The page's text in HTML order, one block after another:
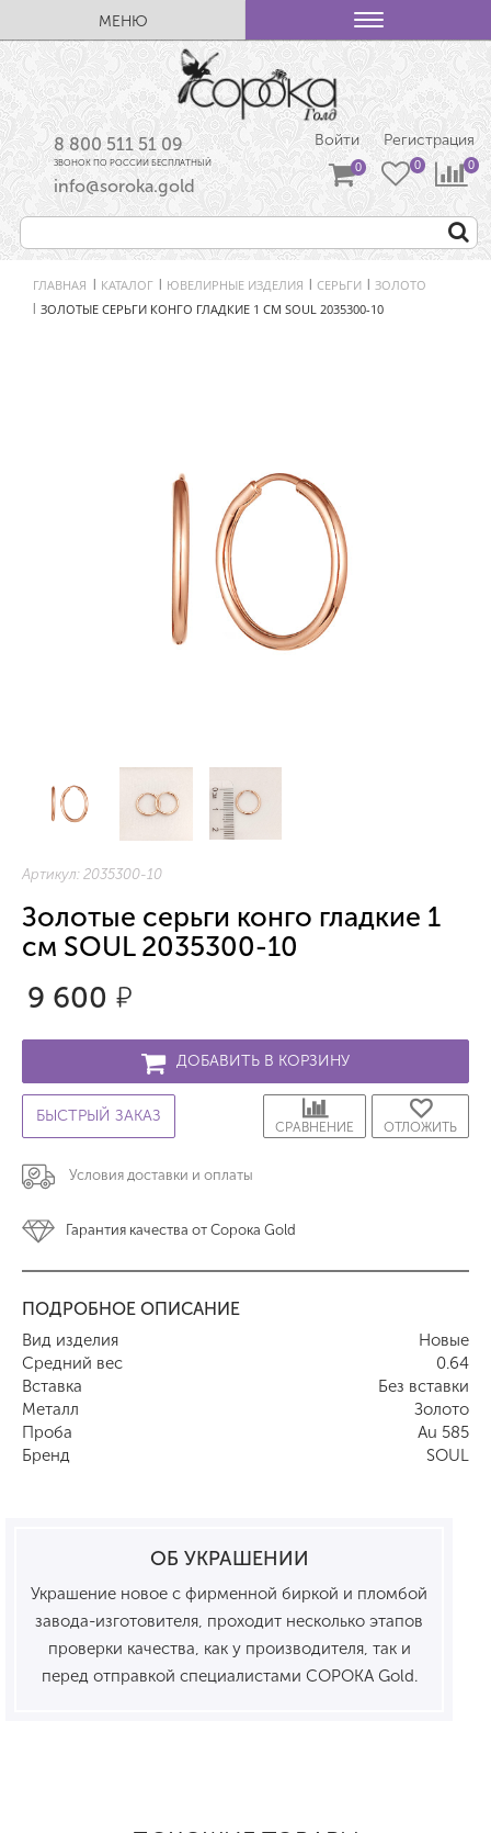
МЕНЮ
8 800 511 51 09
ЗВОНОК ПО РОССИИ БЕСПЛАТНЫЙ
info@soroka.gold
Войти Регистрация
ГЛАВНАЯ КАТАЛОГ ЮВЕЛИРНЫЕ ИЗДЕЛИЯ СЕРЬГИ ЗОЛОТО
ЗОЛОТЫЕ СЕРЬГИ КОНГО ГЛАДКИЕ 1 СМ SOUL 2035300-10
Артикул: 2035300-10
Золотые серьги конго гладкие 1
см SOUL 2035300-10
9 600 р.
ДОБАВИТЬ В КОРЗИНУ
БЫСТРЫЙ ЗАКАЗ
ОТЛОЖИТЬ
СРАВНЕНИЕ
Условия доставки и оплаты
Гарантия качества от Сорока Gold
ПОДРОБНОЕ ОПИСАНИЕ
Вид изделия
Новые
Средний вес
0.64
Вставка
Без вставки
Металл
Золото
Проба
Au 585
Бренд
SOUL
ОБ УКРАШЕНИИ
Украшение новое с фирменной биркой и пломбой
завода-изготовителя, проходит несколько этапов
проверки качества, как у производителя, так и
перед отправкой специалистами СОРОКА Gold.